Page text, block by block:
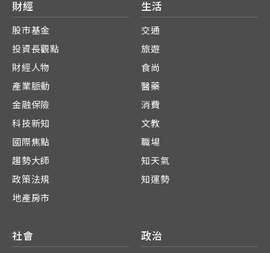
財經
股市基金
投資長觀點
財經人物
產業脈動
金融保險
科技新知
國際焦點
趨勢大師
政策法規
地產房市
生活
交通
旅遊
食尚
醫藥
消費
文教
職場
知天氣
知運勢
社會 政治